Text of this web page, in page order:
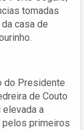
tomadas
casa de
do Presidente
de Couto
elevada a
pelos primeiros